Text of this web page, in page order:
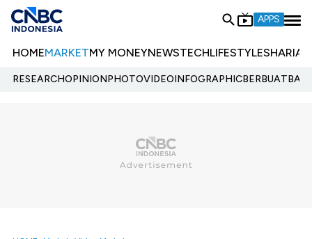
APPS
HOMEMARKETMY MONEYNEWSTECHLIFESTYLESHARIA
RESEARCHOPINIONPHOTOVIDEOINFOGRAPHIC